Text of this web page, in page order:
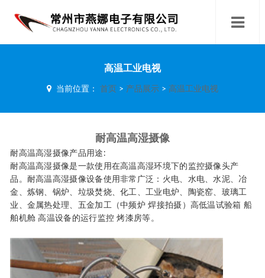
高温工业电视
当前位置： 首页 > 产品展示> 高温工业电视
耐高温高湿摄像
耐高温高湿摄像产品用途:
耐高温高湿摄像是一款使用在高温高湿环境下的监控摄像头产
品。耐高温高湿摄像设备使用非常广泛：火电、水电、水泥、冶
金、炼钢、锅炉、垃圾焚烧、化工、工业电炉、陶瓷窑、玻璃工
业、金属热处理、五金加工（中频炉 焊接拍摄）高低温试验箱 船
舶机舱 高温设备的运行监控 烤漆房等。